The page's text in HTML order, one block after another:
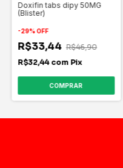
Doxifin tabs dipy 50MG
(Blister)
-29%OFF
R$33,44 R$46,90
R$32,44 com Pix